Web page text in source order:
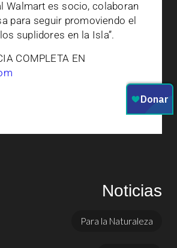
Walmart es socio, colaboran
para seguir promoviendo el
suplidores en la Isla”.
COMPLETA EN
Noticias
Para la Naturaleza